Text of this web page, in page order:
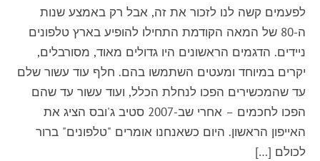
לפעמים קשה לנו לזכור את זה, אבל רק באמצע שנות
ה-80 של המאה הקודמת התחילו להופיע בארץ טלפונים
ניידים. הדגמים הראשונים היו גדולים מאוד, מסורבלים,
יקרים במיוחד ומעטים השתמשו בהם. חלף עוד עשור שלם
עד שהמכשירים הפכו לנחלת הכלל, ועוד עשור עד שהם
הפכו לחכמים – אחרי שב-2007 סטיב ג'ובס הציג את
האייפון הראשון. היום כשאנחנו אומרים "טלפונים" ברור
לכולם […]